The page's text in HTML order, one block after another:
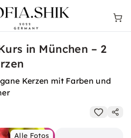
in München – 2
Kerzen mit Farben und
Alle Fotos